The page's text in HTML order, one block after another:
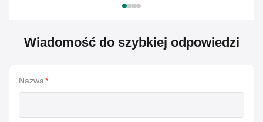
Wiadomość do szybkiej odpowiedzi
Nazwa*